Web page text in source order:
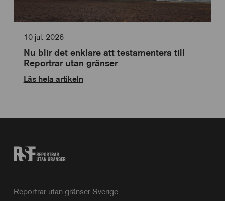
10 jul. 2026
Nu blir det enklare att testamentera till
Reportrar utan gränser
Läs hela artikeln
Reportrar utan gränser Sverige